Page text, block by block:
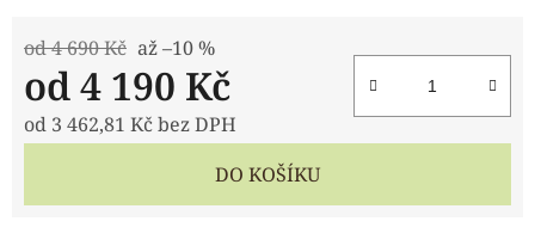
od 4 690 Kč až –10 %
od4 190 Kč
od 3 462,81 Kčbez DPH
DO KOŠÍKU